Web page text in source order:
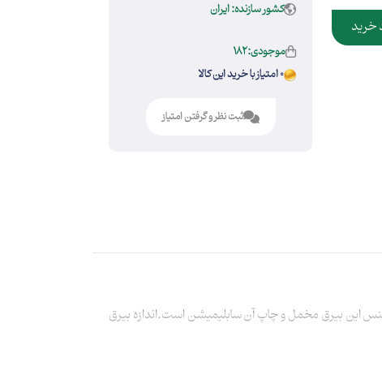
خرید
کشور سازنده: ایران
موجودی:182
0 امتیاز با خرید این کالا
ثبت نظر و گرفتن امتیاز
این بیرق مخمل و چاپ آن سابلیمیشن است.اندازه بیرق